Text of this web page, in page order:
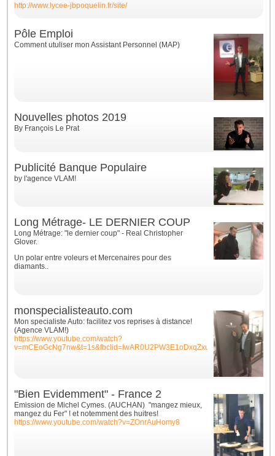
http://www.lycee-jbpoquelin.fr/site/
Pôle Emploi
Comment utuliser mon Assistant Personnel (MAP)
Nouvelles photos 2019
By François Le Prat
Publicité Banque Populaire
by l'agence VLAM!
Long Métrage- LE DERNIER COUP
Long Métrage: "le dernier coup" - Real Christopher
Glover.
Un polar entre voleurs et Mercenaires pour des
diamants..
monspecialisteauto.com
Mon specialiste Auto: facilitez vos reprises à distance!
(Agence VLAM!)
https://www.youtube.com/watch?
"Bien Evidemment" - France 2
Emission de Michel Cymes. (AUCHAN) "mangez mieux,
mangez du Fer" ! et notemment des huitres!
https://www.youtube.com/watch?v=ZOnrAuHomy8